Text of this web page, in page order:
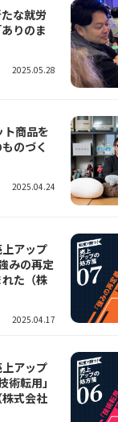
な就労
りのま
2025.05.28
商品を
のづく
2025.04.24
上アップ
みの再定
た（株
2025.04.17
上アップ
術転用」
式会社